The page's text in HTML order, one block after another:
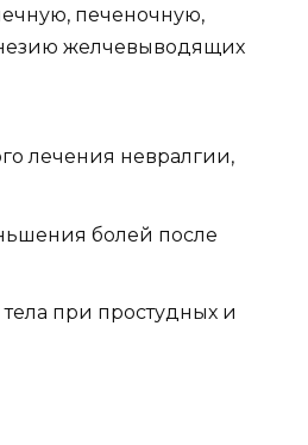
печеночную,
желчевыводящих
лечения невралгии,
болей после
при простудных и